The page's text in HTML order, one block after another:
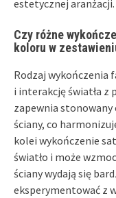
estetycznej aranżacji.
Czy różne
koloru w
Rodzaj wykończenia
i interakcję światła z
zapewnia
ściany, co
kolei wykończenie
światło i może
ściany wydają się
eksperymentować z